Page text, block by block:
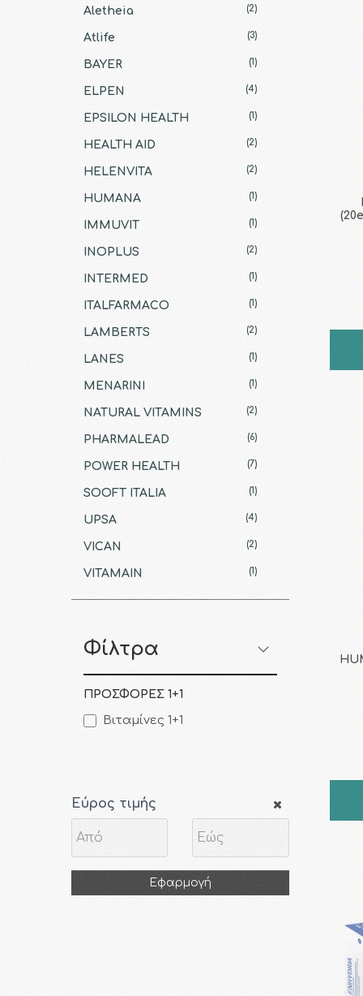
Aletheia (2)
Atlife (3)
BAYER (1)
ELPEN (4)
EPSILON HEALTH (1)
HEALTH AID (2)
HELENVITA (2)
HUMANA (1)
IMMUVIT (1)
INOPLUS (2)
INTERMED (1)
ITALFARMACO (1)
LAMBERTS (2)
LANES (1)
MENARINI (1)
NATURAL VITAMINS (2)
PHARMALEAD (6)
POWER HEALTH (7)
SOOFT ITALIA (1)
UPSA (4)
VICAN (2)
VITAMAIN (1)
Φίλτρα
ΠΡΟΣΦΟΡΕΣ 1+1
Βιταμίνες 1+1
Εύρος τιμής
Εφαρμογή